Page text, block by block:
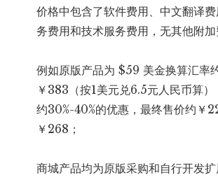
价格中包含了软件费用、中文翻译
务费用和技术服务费用，无其他附加
例如原版产品为 $59 美金换算汇率
￥383（按1美元兑6.5元人民币算）
约30%-40%的优惠，最终售价约￥
￥268；
商城产品均为原版采购和自行开发